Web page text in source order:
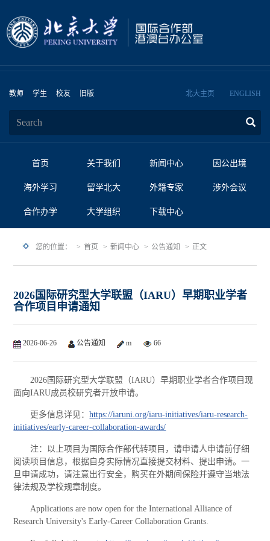
教师 学生 校友 旧版 北大主页 ENGLISH
首页 关于我们 新闻中心 因公出境
海外学习 留学北大 外籍专家 涉外会议
合作办学 大学组织 下载中心
您的位置： 首页 新闻中心 公告通知 正文
2026国际研究型大学联盟（IARU）早期职业学者
合作项目申请通知
2026-06-26 公告通知 m 66
2026国际研究型大学联盟（IARU）早期职业学者合作项目现
面向IARU成员校研究者开放申请。
更多信息详见：https://iaruni.org/iaru-initiatives/iaru-research-
initiatives/early-career-collaboration-awards/
注：以上项目为国际合作部代转项目，请申请人申请前仔细
阅读项目信息，根据自身实际情况直接提交材料、提出申请。一
旦申请成功，请注意出行安全，购买在外期间保险并遵守当地法
律法规及学校规章制度。
Applications are now open for the International Alliance of
Research University's Early-Career Collaboration Grants.